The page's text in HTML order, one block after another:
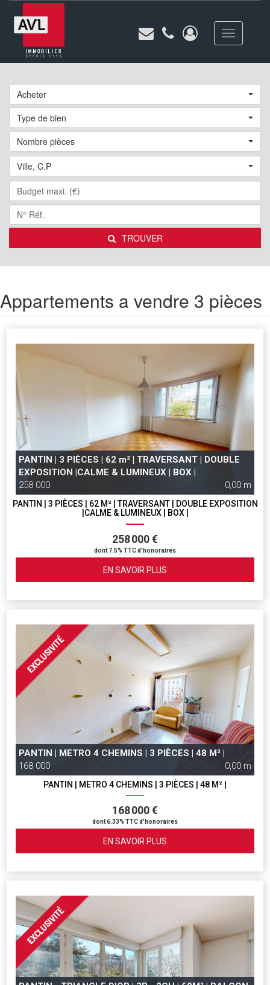
Toggle
navigation
Acheter
Type de bien
Nombre pièces
Ville, C.P
TROUVER
Appartements a vendre 3 pièces
PANTIN | 3 PIÈCES | 62 m² | TRAVERSANT | DOUBLE
EXPOSITION |CALME & LUMINEUX | BOX |
258 000
0,00 m
PANTIN | 3 PIÈCES | 62 M² | TRAVERSANT | DOUBLE EXPOSITION
|CALME & LUMINEUX | BOX |
258 000 €
dont 7.5% TTC d'honoraires
EN SAVOIR PLUS
PANTIN | METRO 4 CHEMINS | 3 PIÈCES | 48 M² |
168 000
0,00 m
PANTIN | METRO 4 CHEMINS | 3 PIÈCES | 48 M² |
168 000 €
dont 6.33% TTC d'honoraires
EN SAVOIR PLUS